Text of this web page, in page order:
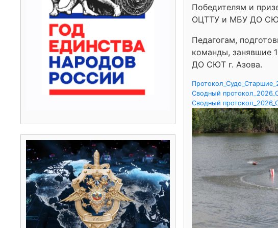
Победителям и
ОЦТТУ и МБУ ДО СЮТ
Педагогам,
команды, занявшие
ДО СЮТ г. Азова.
Сводный
Сводный